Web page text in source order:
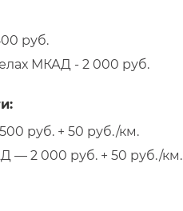
руб.
МКАД - 2 000 руб.
руб. + 50 руб./км.
— 2 000 руб. + 50 руб./км.